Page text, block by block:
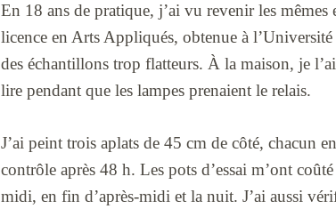
En 18 ans de pratique, j’ai vu revenir les
licence en Arts Appliqués, obtenue à
des échantillons trop flatteurs. À la maison, je
lire pendant que les lampes prenaient le relais.
J’ai peint trois aplats de 45 cm de côté, chacun
contrôle après 48 h. Les pots d’essai m’ont
midi, en fin d’après-midi et la nuit. J’ai aussi